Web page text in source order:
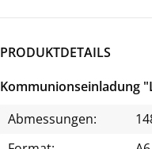
PRODUKTDETAILS
Kommunionseinladung
Abmessungen: